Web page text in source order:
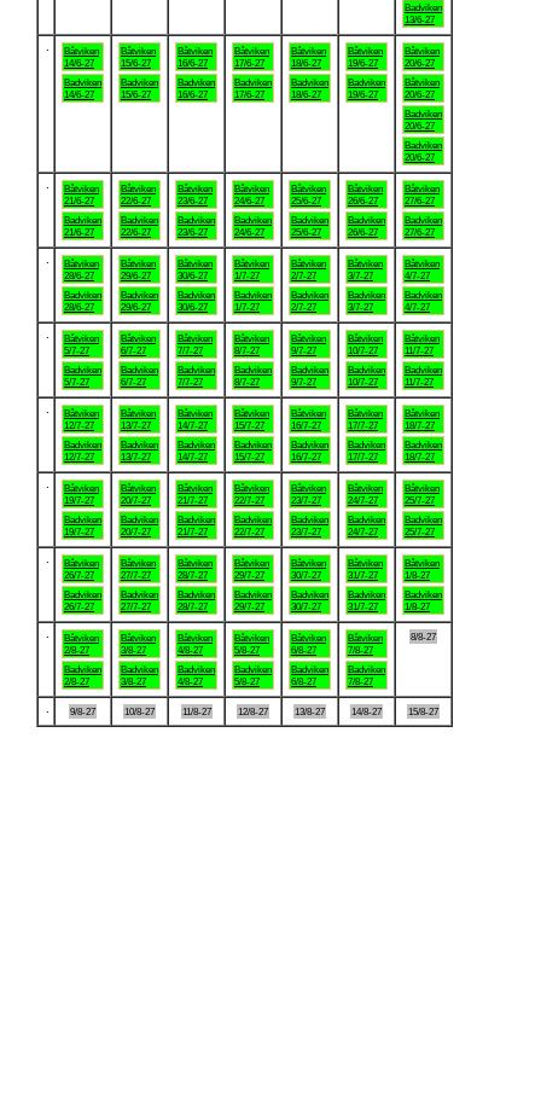
Badviken
13/6-27
Båtviken
14/6-27
Badviken
14/6-27
Båtviken
15/6-27
Badviken
15/6-27
Båtviken
16/6-27
Badviken
16/6-27
Båtviken
17/6-27
Badviken
17/6-27
Båtviken
18/6-27
Badviken
18/6-27
Båtviken
19/6-27
Badviken
19/6-27
Båtviken
20/6-27
Båtviken
20/6-27
Badviken
20/6-27
Badviken
20/6-27
Båtviken
21/6-27
Badviken
21/6-27
Båtviken
22/6-27
Badviken
22/6-27
Båtviken
23/6-27
Badviken
23/6-27
Båtviken
24/6-27
Badviken
24/6-27
Båtviken
25/6-27
Badviken
25/6-27
Båtviken
26/6-27
Badviken
26/6-27
Båtviken
27/6-27
Badviken
27/6-27
Båtviken
28/6-27
Badviken
28/6-27
Båtviken
29/6-27
Badviken
29/6-27
Båtviken
30/6-27
Badviken
30/6-27
Båtviken
1/7-27
Badviken
1/7-27
Båtviken
2/7-27
Badviken
2/7-27
Båtviken
3/7-27
Badviken
3/7-27
Båtviken
4/7-27
Badviken
4/7-27
Båtviken
5/7-27
Badviken
5/7-27
Båtviken
6/7-27
Badviken
6/7-27
Båtviken
7/7-27
Badviken
7/7-27
Båtviken
8/7-27
Badviken
8/7-27
Båtviken
9/7-27
Badviken
9/7-27
Båtviken
10/7-27
Badviken
10/7-27
Båtviken
11/7-27
Badviken
11/7-27
Båtviken
12/7-27
Badviken
12/7-27
Båtviken
13/7-27
Badviken
13/7-27
Båtviken
14/7-27
Badviken
14/7-27
Båtviken
15/7-27
Badviken
15/7-27
Båtviken
16/7-27
Badviken
16/7-27
Båtviken
17/7-27
Badviken
17/7-27
Båtviken
18/7-27
Badviken
18/7-27
Båtviken
19/7-27
Badviken
19/7-27
Båtviken
20/7-27
Badviken
20/7-27
Båtviken
21/7-27
Badviken
21/7-27
Båtviken
22/7-27
Badviken
22/7-27
Båtviken
23/7-27
Badviken
23/7-27
Båtviken
24/7-27
Badviken
24/7-27
Båtviken
25/7-27
Badviken
25/7-27
Båtviken
26/7-27
Badviken
26/7-27
Båtviken
27/7-27
Badviken
27/7-27
Båtviken
28/7-27
Badviken
28/7-27
Båtviken
29/7-27
Badviken
29/7-27
Båtviken
30/7-27
Badviken
30/7-27
Båtviken
31/7-27
Badviken
31/7-27
Båtviken
1/8-27
Badviken
1/8-27
Båtviken
2/8-27
Badviken
2/8-27
Båtviken
3/8-27
Badviken
3/8-27
Båtviken
4/8-27
Badviken
4/8-27
Båtviken
5/8-27
Badviken
5/8-27
Båtviken
6/8-27
Badviken
6/8-27
Båtviken
7/8-27
Badviken
7/8-27
8/8-27
9/8-27 10/8-27 11/8-27 12/8-27 13/8-27 14/8-27 15/8-27